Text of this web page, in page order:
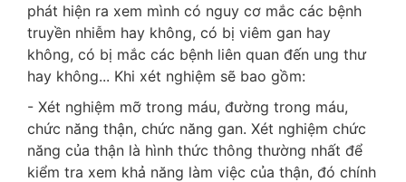
phát hiện ra xem mình có nguy cơ mắc các bệnh
truyền nhiễm hay không, có bị viêm gan hay
không, có bị mắc các bệnh liên quan đến ung thư
hay không... Khi xét nghiệm sẽ bao gồm:
- Xét nghiệm mỡ trong máu, đường trong máu,
chức năng thận, chức năng gan. Xét nghiệm chức
năng của thận là hình thức thông thường nhất để
kiểm tra xem khả năng làm việc của thận, đó chính